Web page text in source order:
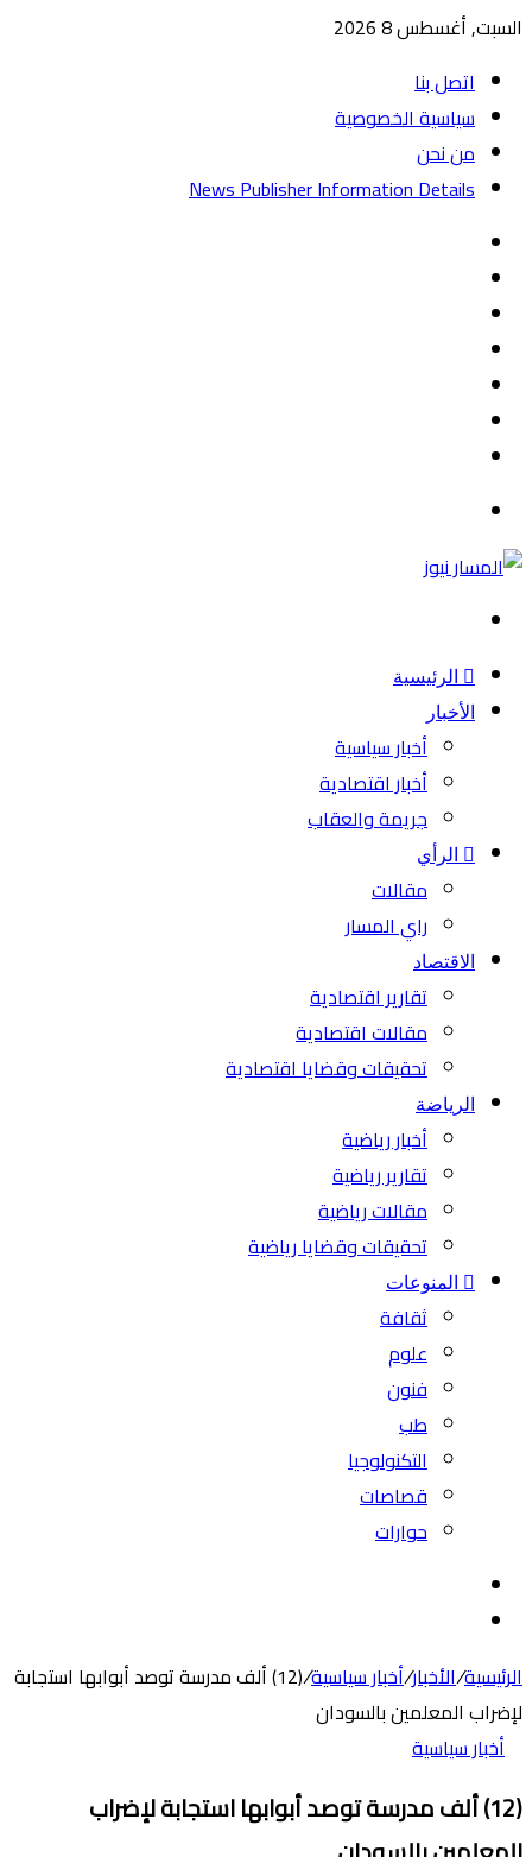
السبت, أغسطس 8 2026
اتصل بنا
سياسية الخصوصية
من نحن
News Publisher Information Details
الرئيسية
الأخبار
أخبار سياسية
أخبار اقتصادية
جريمة والعقاب
الرأي
مقالات
راي المسار
الاقتصاد
تقارير اقتصادية
مقالات اقتصادية
تحقيقات وقضايا اقتصادية
الرياضة
أخبار رياضية
تقارير رياضية
مقالات رياضية
تحقيقات وقضايا رياضية
المنوعات
ثقافة
علوم
فنون
طب
التكنولوجيا
قصاصات
حوارات
الرئيسية/الأخبار/أخبار سياسية/
(12) ألف مدرسة توصد أبوابها استجابة
لإضراب المعلمين بالسودان
أخبار سياسية
(12) ألف مدرسة توصد أبوابها استجابة لإضراب